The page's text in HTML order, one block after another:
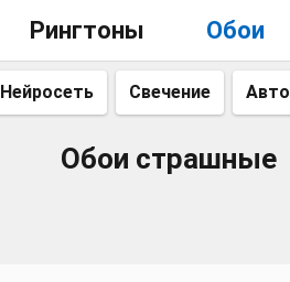
Рингтоны Обои
Нейросеть Свечение Авто
Обои страшные